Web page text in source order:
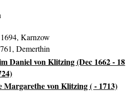
Karnzow
Demerthin
Daniel von Klitzing (Dec 1662 - 18
Margarethe von Klitzing ( - 1713)